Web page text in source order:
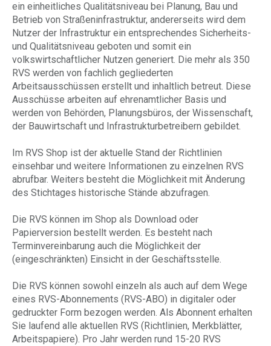
ein einheitliches Qualitätsniveau bei Planung, Bau und
Betrieb von Straßeninfrastruktur, andererseits wird dem
Nutzer der Infrastruktur ein entsprechendes Sicherheits-
und Qualitätsniveau geboten und somit ein
volkswirtschaftlicher Nutzen generiert. Die mehr als 350
RVS werden von fachlich gegliederten
Arbeitsausschüssen erstellt und inhaltlich betreut. Diese
Ausschüsse arbeiten auf ehrenamtlicher Basis und
werden von Behörden, Planungsbüros, der Wissenschaft,
der Bauwirtschaft und Infrastrukturbetreibern gebildet.
Im RVS Shop ist der aktuelle Stand der Richtlinien
einsehbar und weitere Informationen zu einzelnen RVS
abrufbar. Weiters besteht die Möglichkeit mit Änderung
des Stichtages historische Stände abzufragen.
Die RVS können im Shop als Download oder
Papierversion bestellt werden. Es besteht nach
Terminvereinbarung auch die Möglichkeit der
(eingeschränkten) Einsicht in der Geschäftsstelle.
Die RVS können sowohl einzeln als auch auf dem Wege
eines RVS-Abonnements (RVS-ABO) in digitaler oder
gedruckter Form bezogen werden. Als Abonnent erhalten
Sie laufend alle aktuellen RVS (Richtlinien, Merkblätter,
Arbeitspapiere). Pro Jahr werden rund 15-20 RVS